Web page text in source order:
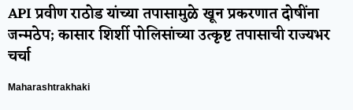
API प्रवीण राठोड यांच्या तपासामुळे खून प्रकरणात दोषींना
जन्मठेप; कासार शिर्शी पोलिसांच्या उत्कृष्ट तपासाची राज्यभर
चर्चा
Maharashtrakhaki